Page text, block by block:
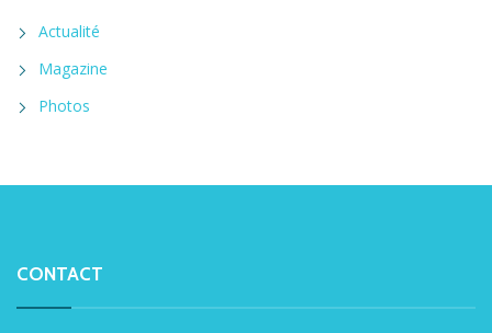
Actualité
Magazine
Photos
CONTACT